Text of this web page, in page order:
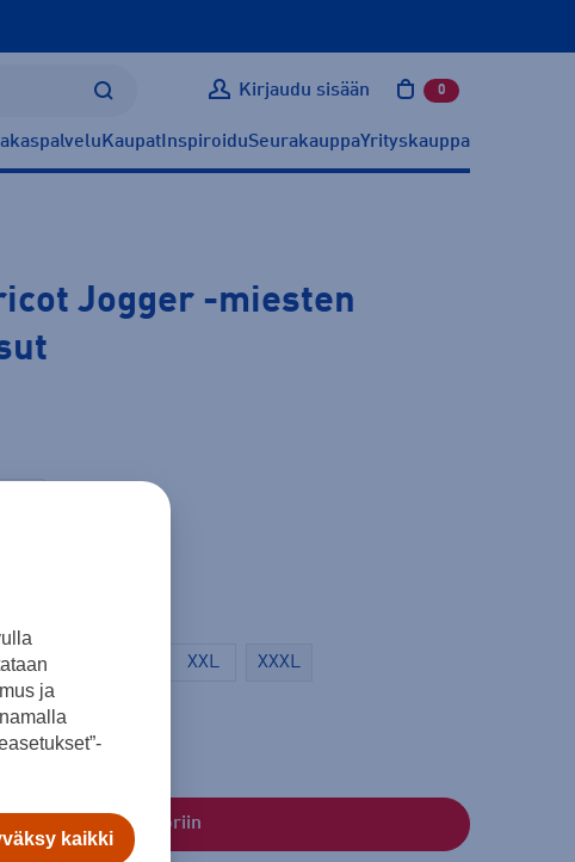
Kirjaudu sisään 0 tuotetta
Kaupat InspiroiduSeurakauppaYrityskauppa
Jogger -miesten
L XXL XXXL
Lisää ostoskoriin
ja
kaikki